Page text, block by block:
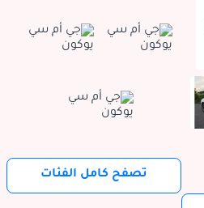
تصفح كامل الفئات